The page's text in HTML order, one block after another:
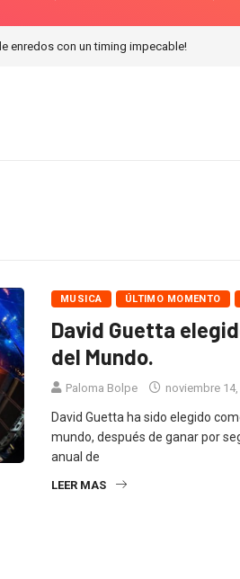
en Galerias pacifico!
MUSICA ÚLTIMO MOMENTO
David Guetta
del Mundo.
Paloma Bolpe noviembre
David Guetta ha sido elegido
mundo, después de ganar por
anual de
LEER MAS